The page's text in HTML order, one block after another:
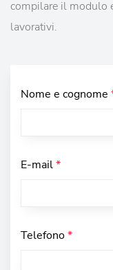
compilare il modulo
lavorativi.
Nome e cognome
E-mail*
Telefono*